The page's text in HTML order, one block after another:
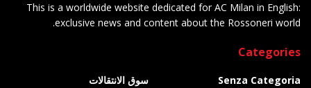
This is a worldwide website dedicated for AC Milan in English:
exclusive news and content about the Rossoneri world.
Categories
Senza Categoria
سوق الانتقالات